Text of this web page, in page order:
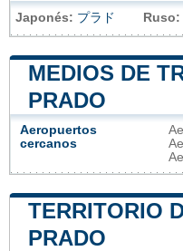
Japonés: プラド Ruso:
MEDIOS DE
PRADO
Aeropuertos
cercanos
TERRITORIO
PRADO